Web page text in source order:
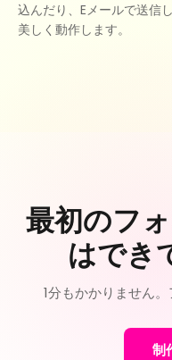
込んだり、Eメールで送信
美しく動作します。
最初のフ
はでき
1分もかかりません
制